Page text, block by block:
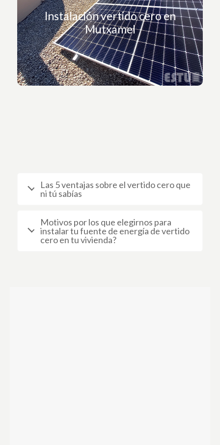
Instalación vertido cero en
Mutxamel
¿Quieres ver esta instalación?
Haz clic aquí
Las 5 ventajas sobre el vertido cero que
ni tú sabías
Motivos por los que elegirnos para
instalar tu fuente de energía de vertido
cero en tu vivienda?